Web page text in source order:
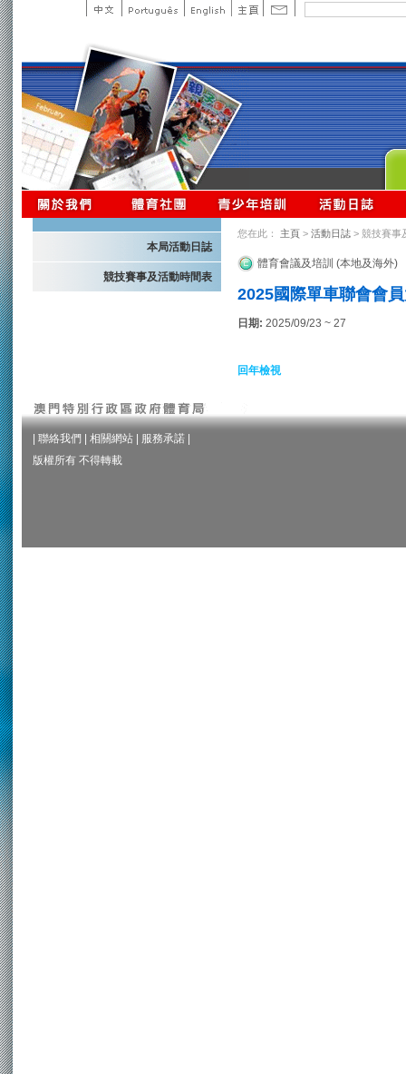
本局活動日誌
競技賽事及活動時間表
您在此： 主頁 > 活動日誌 > 競技賽事
體育會議及培訓 (本地及海外)
2025國際單車聯會會
日期: 2025/09/23 ~ 27
回年檢視
聯絡我們 相關網站 服務承諾
版權所有 不得轉載